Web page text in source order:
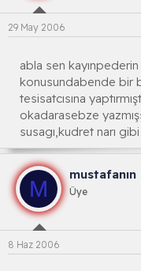
29 May 2006
abla sen
konusundabende bir
tesisatcısına
okadarasebze
susagı,kudret narı gibi
M
mustafanın
Üye
8 Haz 2006